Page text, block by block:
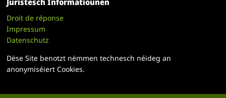
Juristesch Informatiounen
Droit de réponse
Impressum
Datenschutz
Dëse Site benotzt nëmmen technesch néideg an
anonymiséiert Cookies.